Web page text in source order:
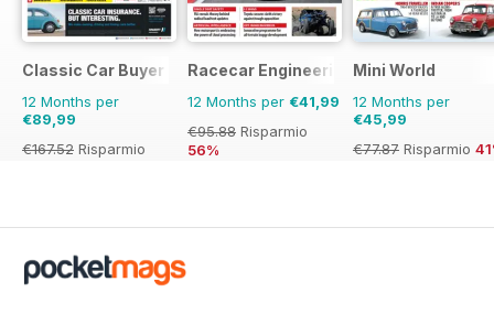
Classic Car Buyer
12 Months per
€89,99
€167.52 Risparmio
Racecar Engineering
12 Months per €41,99
€95.88 Risparmio
56%
Mini World
12 Months per
€45,99
€77.87 Risparmio